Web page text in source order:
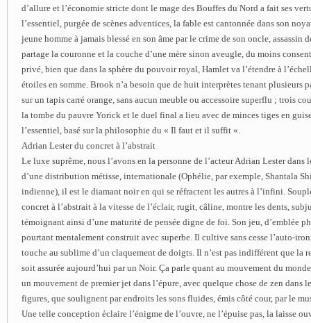
d’allure et l’économie stricte dont le mage des Bouffes du Nord a fait ses
l’essentiel, purgée de scènes adventices, la fable est cantonnée dans son
jeune homme à jamais blessé en son âme par le crime de son oncle, assassin
partage la couronne et la couche d’une mère sinon aveugle, du moins
privé, bien que dans la sphère du pouvoir royal, Hamlet va l’étendre à
étoiles en somme. Brook n’a besoin que de huit interprètes tenant plusieurs
sur un tapis carré orange, sans aucun meuble ou accessoire superflu ; trois
la tombe du pauvre Yorick et le duel final a lieu avec de minces tiges en
l’essentiel, basé sur la philosophie du « Il faut et il suffit «.
Adrian Lester du concret à l’abstrait
Le luxe suprême, nous l’avons en la personne de l’acteur Adrian Lester dans
d’une distribution métisse, internationale (Ophélie, par exemple, Shantala
indienne), il est le diamant noir en qui se réfractent les autres à l’infini.
concret à l’abstrait à la vitesse de l’éclair, rugit, câline, montre les dents,
témoignant ainsi d’une maturité de pensée digne de foi. Son jeu, d’emblée
pourtant mentalement construit avec superbe. Il cultive sans cesse l’auto-
touche au sublime d’un claquement de doigts. Il n’est pas indifférent que la
soit assurée aujourd’hui par un Noir. Ça parle quant au mouvement du
un mouvement de premier jet dans l’épure, avec quelque chose de zen dans
figures, que soulignent par endroits les sons fluides, émis côté cour, par le
Une telle conception éclaire l’énigme de l’ouvre, ne l’épuise pas, la laisse